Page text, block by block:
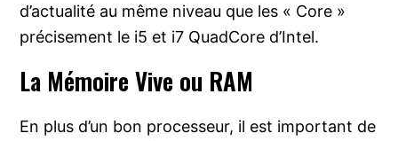
d’actualité au même niveau que les « Core »
précisement le i5 et i7 QuadCore d’Intel.
La Mémoire Vive ou RAM
En plus d’un bon processeur, il est important de